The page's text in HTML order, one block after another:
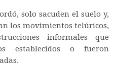
solo sacuden el suelo y,
los movimientos telúricos,
informales que
establecidos o fueron